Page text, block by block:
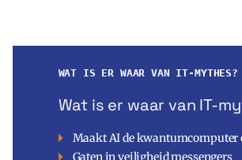
WAT IS ER WAAR VAN IT-MYTHES?
Wat is er waar van IT-
Maakt AI de kwantumcomputer
Gaten in veiligheid messengers